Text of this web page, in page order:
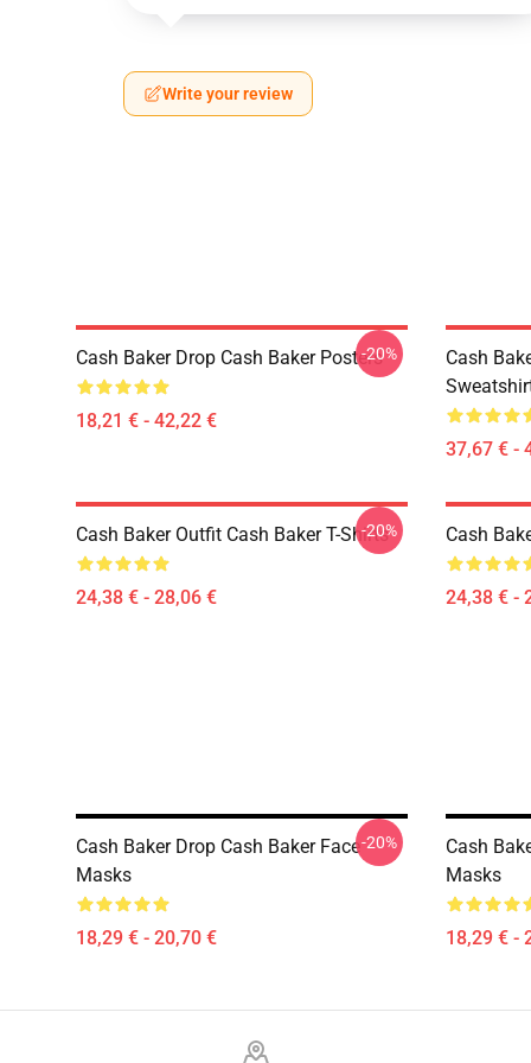
Write your review
Cash Baker Drop Cash Baker Posters
18,21 € - 42,22 €
-20%
Cash
37,67 € -
Cash Baker Outfit Cash Baker T-Shirts
24,38 € - 28,06 €
-20% Cash
24,38 € -
Cash Baker Drop Cash Baker Face
Masks
18,29 € - 20,70 €
-20%
Cash
Masks
18,29 € -